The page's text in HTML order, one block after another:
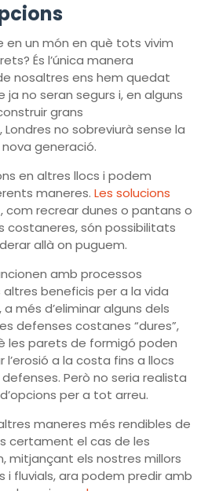
en un món en què tots vivim
És l’única manera
nosaltres ens hem quedat
no seran segurs i, en alguns
grans
no sobreviurà sense la
generació.
en altres llocs i podem
maneres. Les solucions
, com recrear dunes o pantans o
costaneres, són possibilitats
allà on puguem.
amb processos
beneficis per a la vida
més d’eliminar alguns dels
defenses costanes “dures”,
les parets de formigó poden
a la costa fins a llocs
Però no seria realista
per a tot arreu.
maneres més rendibles de
certament el cas de les
mitjançant els nostres millors
fluvials, ara podem predir amb